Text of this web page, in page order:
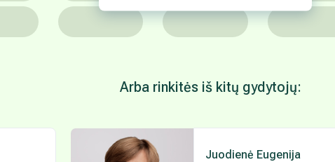
Arba rinkitės iš kitų gydytojų:
Juodienė Eugenija